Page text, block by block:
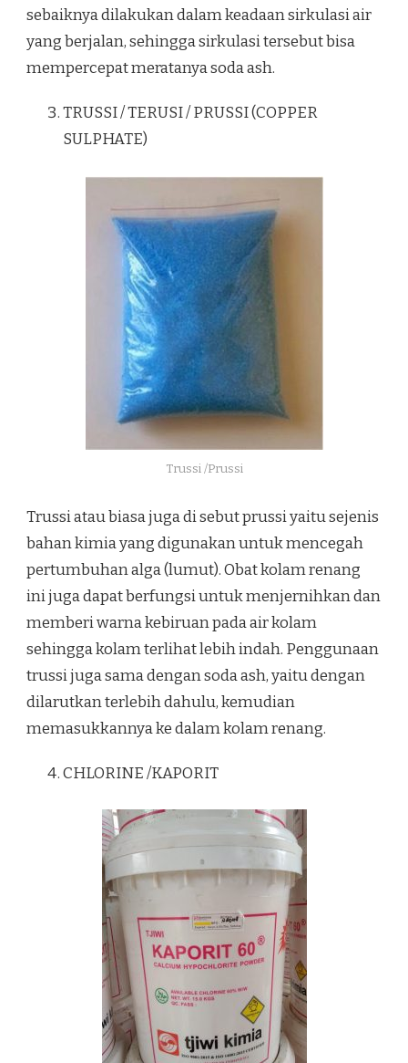
sebaiknya dilakukan dalam keadaan sirkulasi air
yang berjalan, sehingga sirkulasi tersebut bisa
mempercepat meratanya soda ash.
TRUSSI / TERUSI / PRUSSI (COPPER
SULPHATE)
Trussi /Prussi
Trussi atau biasa juga di sebut prussi yaitu sejenis
bahan kimia yang digunakan untuk mencegah
pertumbuhan alga (lumut). Obat kolam renang
ini juga dapat berfungsi untuk menjernihkan dan
memberi warna kebiruan pada air kolam
sehingga kolam terlihat lebih indah. Penggunaan
trussi juga sama dengan soda ash, yaitu dengan
dilarutkan terlebih dahulu, kemudian
memasukkannya ke dalam kolam renang.
CHLORINE /KAPORIT